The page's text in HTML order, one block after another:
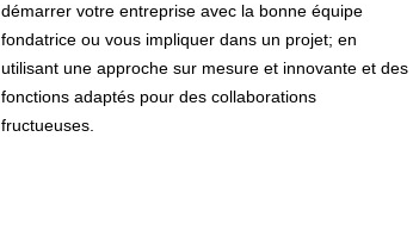
démarrer votre entreprise avec la bonne équipe
fondatrice ou vous impliquer dans un projet; en
utilisant une approche sur mesure et innovante et des
fonctions adaptés pour des collaborations
fructueuses.